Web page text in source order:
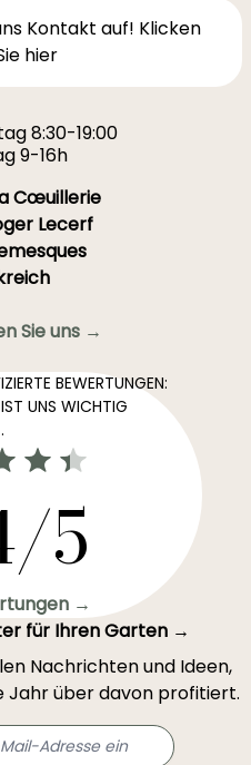
Kontakt auf! Klicken
hier
8:30-19:00
9-16h
Cœuillerie
Lecerf
Sie uns →
BEWERTUNGEN:
IST UNS WICHTIG
.
5
→
für Ihren Garten →
Nachrichten und Ideen,
Jahr über davon profitiert.